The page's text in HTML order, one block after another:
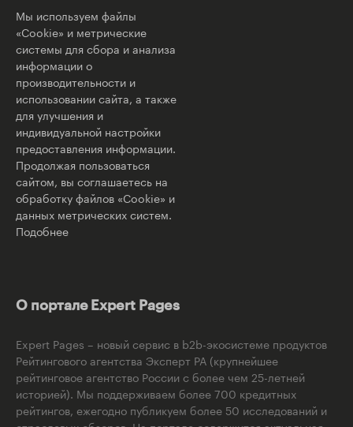
Мы используем файлы
«Cookie» и метрические
системы для сбора и анализа
информации о
производительности и
использовании сайта, а также
для улучшения и
индивидуальной настройки
предоставления информации.
Продолжая пользоваться
сайтом, вы соглашаетесь на
обработку файлов «Cookie» и
данных метрических систем.
Подобнее
О портале Expert Pages
Expert Pages – новый сервис в b2b-экосистеме продуктов
Рейтингового агентства Эксперт РА (крупнейшее
рейтинговое агентство России с более чем 25-летней
историей). Мы поддерживаем более 700 кредитных
рейтингов, ежегодно публикуем более 50 исследований и